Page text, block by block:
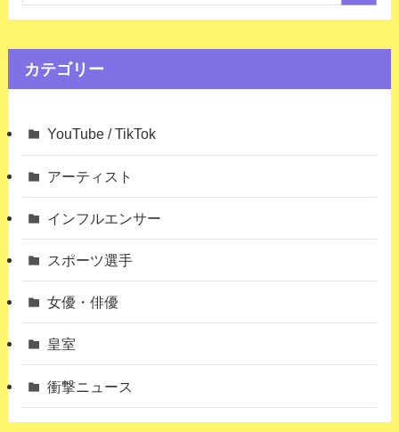
カテゴリー
YouTube / TikTok
アーティスト
インフルエンサー
スポーツ選手
女優・俳優
皇室
衝撃ニュース